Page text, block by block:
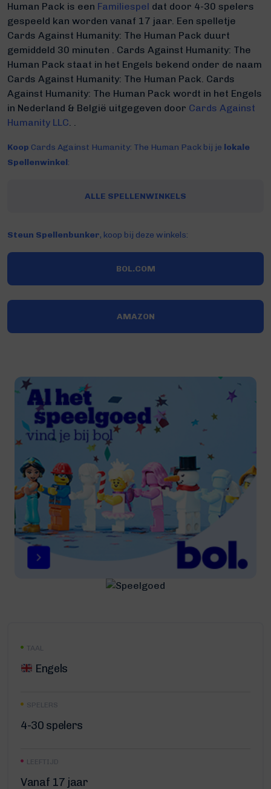
TAAL
Engels
SPELERS
4-30 spelers
LEEFTIJD
Vanaf 17 jaar
Human Pack is een Familiespel dat door 4-30 spelers
gespeeld kan worden vanaf 17 jaar. Een spelletje
Cards Against Humanity: The Human Pack duurt
gemiddeld 30 minuten . Cards Against Humanity: The
Human Pack staat in het Engels bekend onder de naam
Cards Against Humanity: The Human Pack. Cards
Against Humanity: The Human Pack wordt in het Engels
in Nederland & België uitgegeven door Cards Against
Humanity LLC. .
Koop Cards Against Humanity: The Human Pack bij je lokale
Spellenwinkel:
ALLE SPELLENWINKELS
Steun Spellenbunker, koop bij deze winkels:
BOL.COM
AMAZON